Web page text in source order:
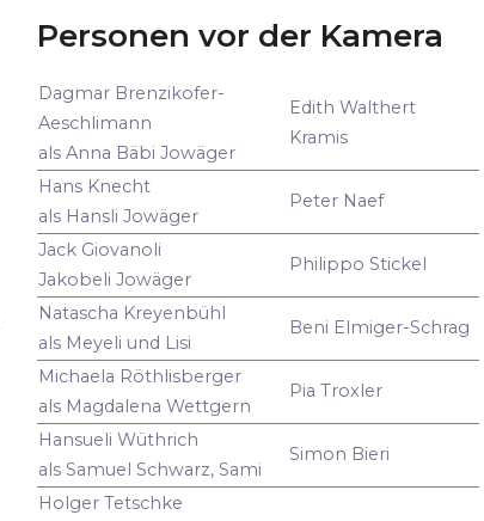
Personen vor der Kamera
Dagmar Brenzikofer-
Aeschlimann
als Anna Bäbi Jowäger
Edith Walthert
Kramis
Hans Knecht
als Hansli Jowäger
Peter Naef
Jack Giovanoli
Jakobeli Jowäger
Philippo Stickel
Natascha Kreyenbühl
als Meyeli und Lisi
Beni Elmiger-Schrag
Michaela Röthlisberger
als Magdalena Wettgern
Pia Troxler
Hansueli Wüthrich
als Samuel Schwarz, Sami
Simon Bieri
Holger Tetschke